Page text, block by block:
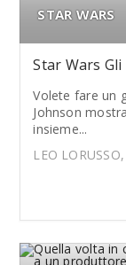
STAR WARS
Star Wars
Volete fare un
Johnson
insieme...
LEO